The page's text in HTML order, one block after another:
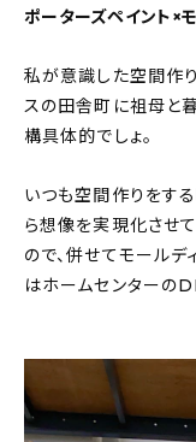
ポーターズペイント×
私が意識した空間作
スの田舎町に祖母と
構具体的でしょ。
いつも空間作りをす
ら想像を実現化させ
ので、併せてモールデ
はホームセンターの